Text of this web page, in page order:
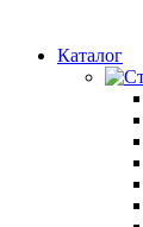
Каталог